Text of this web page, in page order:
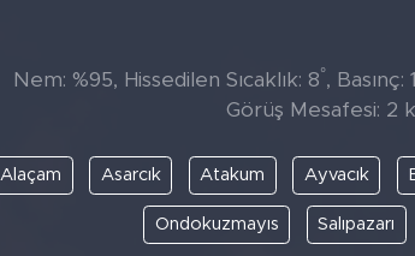
Nem: %95, Hissedilen Sıcaklık: 8°,
Görüş Mesafesi: 2
Alaçam Asarcık Atakum Ayvacık
Ondokuzmayıs Salıpazarı